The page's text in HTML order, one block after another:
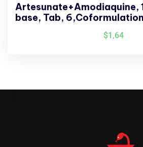
Artesunate+Amodiaquine,
base, Tab,
$1,64